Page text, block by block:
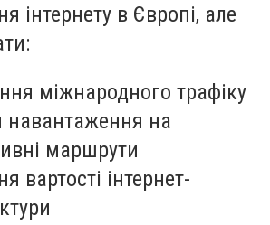
інтернету в Європі, але
міжнародного трафіку
навантаження на
маршрути
вартості інтернет-